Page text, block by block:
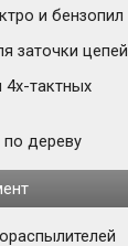
и бензопил
заточки цепей
4х-тактных
дереву